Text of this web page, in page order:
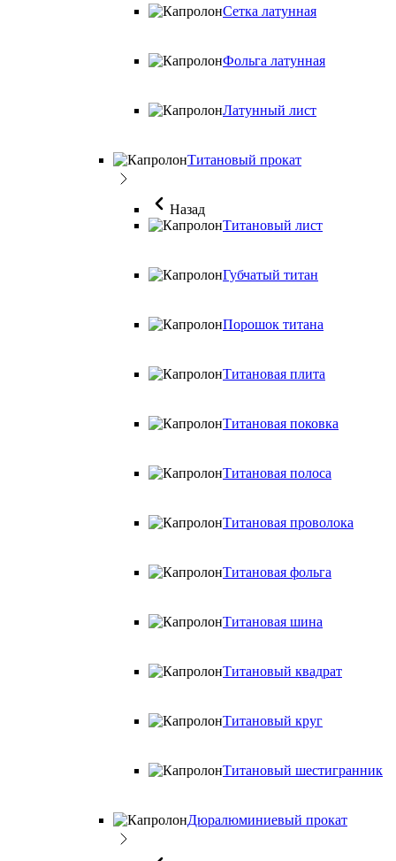
Сетка латунная
Фольга латунная
Латунный лист
Титановый прокат
Назад
Титановый лист
Губчатый титан
Порошок титана
Титановая плита
Титановая поковка
Титановая полоса
Титановая проволока
Титановая фольга
Титановая шина
Титановый квадрат
Титановый круг
Титановый шестигранник
Дюралюминиевый прокат